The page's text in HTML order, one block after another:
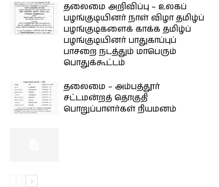
தலைமை அறிவிப்பு – உலகப்
பழங்குடியினர் நாள் விழா தமிழ்ப்
பழங்குடிகளைக் காக்க தமிழ்ப்
பழங்குடியினர் பாதுகாப்புப்
பாசறை நடத்தும் மாபெரும்
பொதுக்கூட்டம்
தலைமை – அம்பத்தூர்
சட்டமன்றத் தொகுதி
பொறுப்பாளர்கள் நியமனம்